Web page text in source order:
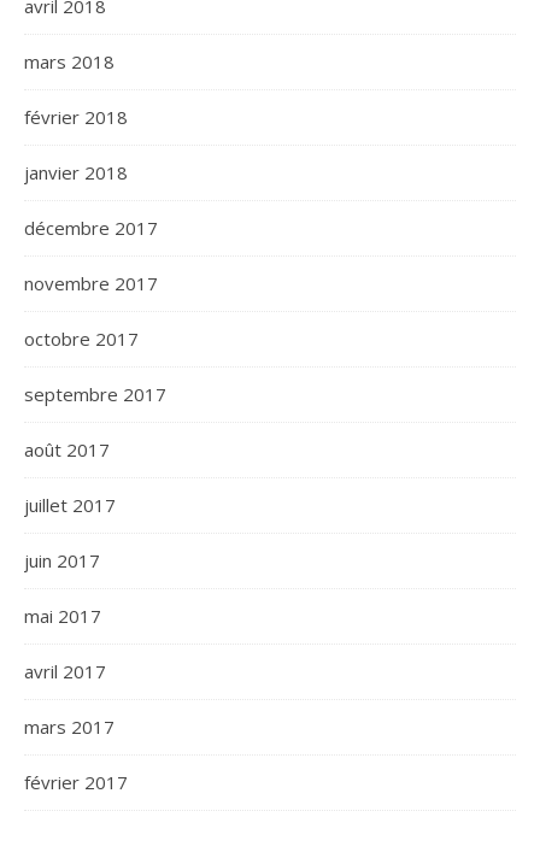
avril 2018
mars 2018
février 2018
janvier 2018
décembre 2017
novembre 2017
octobre 2017
septembre 2017
août 2017
juillet 2017
juin 2017
mai 2017
avril 2017
mars 2017
février 2017